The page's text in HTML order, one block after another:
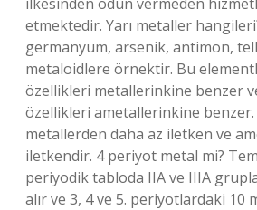
etmektedir. Yarı metaller
germanyum, arsenik, antimon,
metaloidlere örnektir. Bu
özellikleri metallerinkine benzer
özellikleri ametallerinkine
metallerden daha az iletken ve
iletkendir. 4 periyot metal mi?
periyodik tabloda IIA ve IIIA
alır ve 3, 4 ve 5. periyotlardaki 10